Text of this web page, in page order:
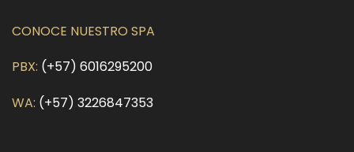
CONOCE NUESTRO SPA
PBX: (+57) 6016295200
WA: (+57) 3226847353